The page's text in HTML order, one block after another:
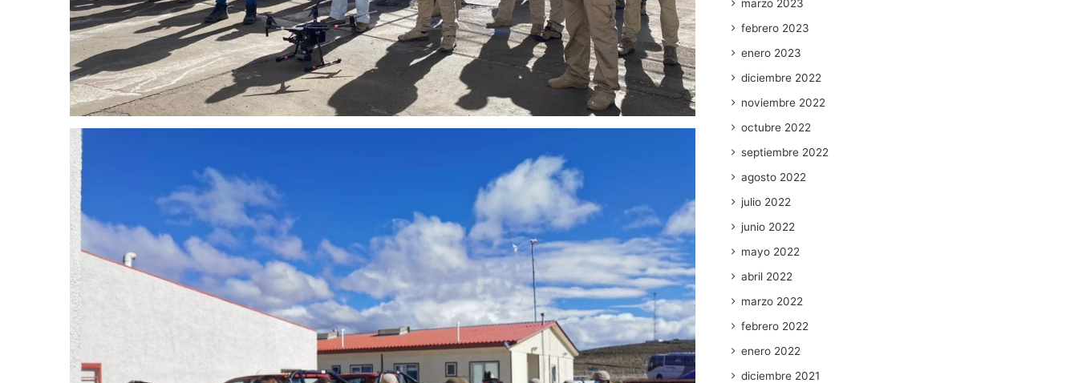
marzo 2023
febrero 2023
enero 2023
diciembre 2022
noviembre 2022
octubre 2022
septiembre 2022
agosto 2022
julio 2022
junio 2022
mayo 2022
abril 2022
marzo 2022
febrero 2022
enero 2022
diciembre 2021